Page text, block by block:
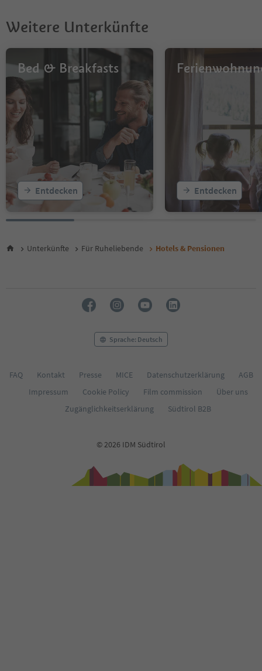
9
11
12
13
15
16
18
19
20
23
Weitere Unterkünfte
Bed & Breakfasts
Entdecken Entdecken
Unterkünfte Für Ruheliebende Hotels & Pensionen
Sprache: Deutsch
FAQ Kontakt Presse MICE Datenschutzerklärung
AGB
Impressum
Cookie Policy Film commission
Über uns
Zugänglichkeitserklärung
Südtirol B2B
© 2026 IDM Südtirol